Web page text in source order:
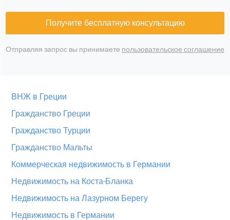
Получите бесплатную консультацию
Отправляя запрос вы принимаете пользовательское соглашение
ВНЖ в Греции
Гражданство Греции
Гражданство Турции
Гражданство Мальты
Коммерческая недвижимость в Германии
Недвижимость на Коста-Бланка
Недвижимость на Лазурном Берегу
Недвижимость в Германии